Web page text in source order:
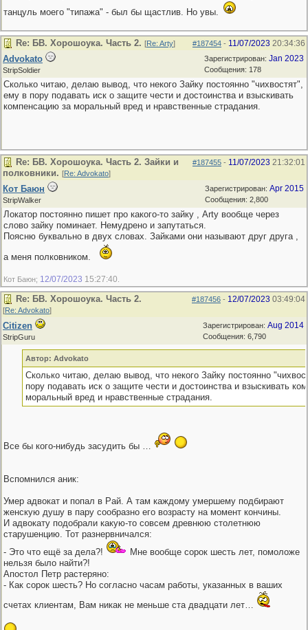
танцуль моего "типажа" - был бы щастлив. Но увы.
#187454 - 11/07/2023 20:34:36
Re: БВ. Хорошоука. Часть 2. [Re: Arty]
Зарегистрирован: Jan 2023
Сообщения: 178
Advokato
StripSoldier
Сколько читаю, делаю вывод, что некого Зайку постоянно "чихвостят",
ему в пору подавать иск о защите чести и достоинства и взыскивать
компенсацию за моральный вред и нравственные страдания.
#187455 - 11/07/2023 21:32:01
Re: БВ. Хорошоука. Часть 2. Зайки и
полковники. [Re: Advokato]
Зарегистрирован: Apr 2015
Сообщения: 2,800
Кот Баюн
StripWalker
Локатор постоянно пишет про какого-то зайку , Arty вообще через
слово зайку поминает. Немудрено и запутаться.
Поясню буквально в двух словах. Зайками они называют друг друга ,
а меня полковником.
Кот Баюн; 12/07/2023 15:27:40
#187456 - 12/07/2023 03:49:04
Re: БВ. Хорошоука. Часть 2.
[Re: Advokato]
Зарегистрирован: Aug 2014
Сообщения: 6,790
Citizen
StripGuru
Автор: Advokato
Сколько читаю, делаю вывод, что некого Зайку постоянно
пору подавать иск о защите чести и достоинства и взыскивать
моральный вред и нравственные страдания.
Все бы кого-нибудь засудить бы …
Вспомнился аник:
Умер адвокат и попал в Рай. А там каждому умершему подбирают
женскую душу в пару сообразно его возрасту на момент кончины.
И адвокату подобрали какую-то совсем древнюю столетнюю
старушенцию. Тот разнервничался:
- Это что ещё за дела?!
Мне вообще сорок шесть лет, помоложе
нельзя было найти?!
Апостол Петр растеряно:
- Как сорок шесть? Но согласно часам работы, указанных в ваших
счетах клиентам, Вам никак не меньше ста двадцати лет…